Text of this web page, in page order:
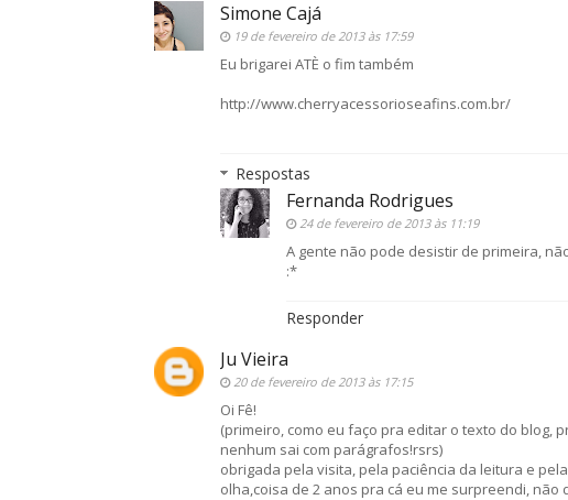
Simone Cajá
19 de fevereiro de 2013 às 17:59
Eu brigarei ATÈ o fim também
http://www.cherryacessorioseafins.com.br/
Respostas
Fernanda Rodrigues
24 de fevereiro de 2013 às 11:19
A gente não pode desistir de primeira,
:*
Responder
Ju Vieira
20 de fevereiro de 2013 às 17:15
Oi Fê!
(primeiro, como eu faço pra editar o texto do blog,
nenhum sai com parágrafos!rsrs)
obrigada pela visita, pela paciência da leitura e
olha,coisa de 2 anos pra cá eu me surpreendi, não